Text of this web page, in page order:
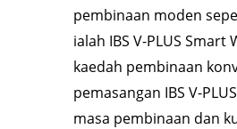
pembinaan moden
ialah IBS V-PLUS
kaedah pembinaan
pemasangan IBS V-
masa pembinaan dan